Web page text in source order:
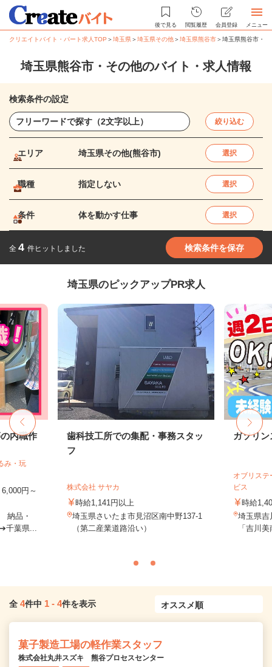
後で見る 閲覧履歴 会員登録 メニュー
クリエイトバイト・パート求人TOP ＞埼玉県＞埼玉県その他＞埼玉県熊谷市＞埼玉県熊谷市・
埼玉県熊谷市・その他のバイト・求人情報
検索条件の設定
絞り込む
エリア 埼玉県その他(熊谷市) 選択
職種 指定しない 選択
条件 体を動かす仕事 選択
全 4 件ヒットしました 検索条件を保存
埼玉県のピックアップPR求人
内職作
み・玩
円～
納品・
千葉県...
歯科技工所での集配・事務スタッ
フ
株式会社 サヤカ
時給1,141円以上
埼玉県さいたま市見沼区南中野137-1
（第二産業道路沿い）
ガソリ
オブリス
ビス
時給
埼玉県吉
「吉川
全 4件中 1 - 4件を表示
菓子製造工場の軽作業スタッフ
株式会社丸井スズキ 熊谷プロセスセンター